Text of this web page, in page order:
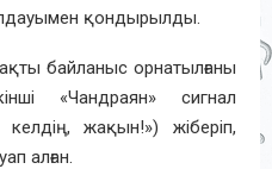
қондырылды.
байланыс орнатылғаны
«Чандраян» сигнал
жақын!») жіберіп,
алған.